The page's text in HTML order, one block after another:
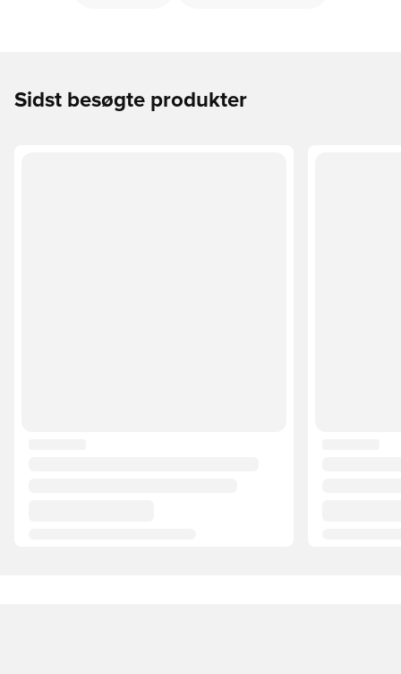
Sidst besøgte produkter